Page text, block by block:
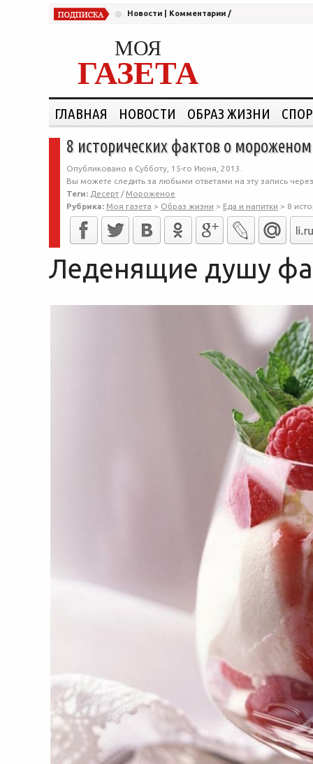
Новости Комментарии /
МОЯ
ГАЗЕТА
ГЛАВНАЯ НОВОСТИ ОБРАЗ ЖИЗНИ
8 исторических фактов о мороженом
Опубликовано в Субботу, 15-го Июня, 2013.
Вы можете следить за любыми ответами на эту запись
Теги: Десерт / Мороженое
Рубрика: Моя газета > Образ жизни > Еда и напитки > 8
Леденящие душу